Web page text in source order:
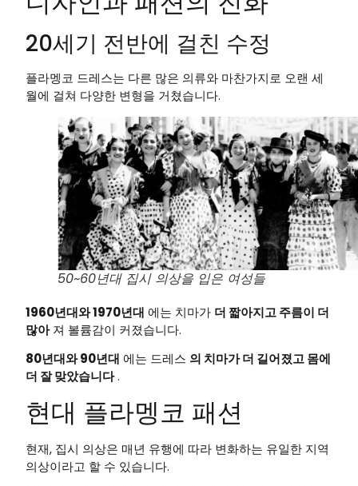
20세기 전반에 걸친 수정
플라멩코 드레스는 다른 많은 의류와 마찬가지로 오랜 세
월에 걸쳐 다양한 변형을 거쳤습니다.
50~60년대 집시 의상을 입은 여성들
1960년대와 1970년대 에는 치마가 더 짧아지고 주름이 더
많아져 볼륨감이 커졌습니다.
80년대와 90년대 에는 드레스 의 치마가 더 길어졌고 몸에
더 잘 맞았습니다.
현대 플라멩코 패션
현재, 집시 의상은 매년 유행에 따라 변화하는 유일한 지역
의상이라고 할 수 있습니다.